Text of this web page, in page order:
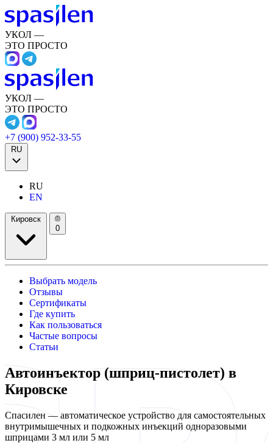
УКОЛ —
ЭТО ПРОСТО
УКОЛ —
ЭТО ПРОСТО
+7 (900) 952-33-55
RU
RU
EN
Кировск
0
Выбрать модель
Отзывы
Сертификаты
Где купить
Как пользоваться
Частые вопросы
Статьи
Автоинъектор (шприц-пистолет) в
Кировске
Спасилен — автоматическое устройство для самостоятельных
внутримышечных и подкожных инъекций одноразовыми
шприцами 3 мл или 5 мл